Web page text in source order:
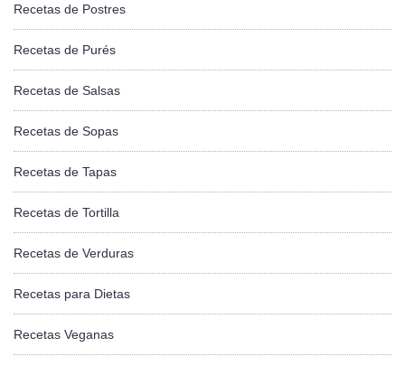
Recetas de Postres
Recetas de Purés
Recetas de Salsas
Recetas de Sopas
Recetas de Tapas
Recetas de Tortilla
Recetas de Verduras
Recetas para Dietas
Recetas Veganas